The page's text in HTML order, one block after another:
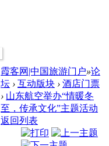
霞客网|中国旅游门户»论
坛 › 互动版块 › 酒店门票
› 山东航空举办“情暖冬
至，传承文化”主题活动
返回列表